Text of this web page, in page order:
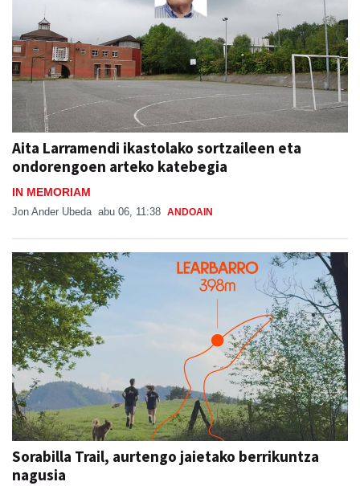
Aita Larramendi ikastolako sortzaileen eta
ondorengoen arteko katebegia
IN MEMORIAM
Jon Ander Ubeda abu 06, 11:38 ANDOAIN
Sorabilla Trail, aurtengo jaietako berrikuntza
nagusia